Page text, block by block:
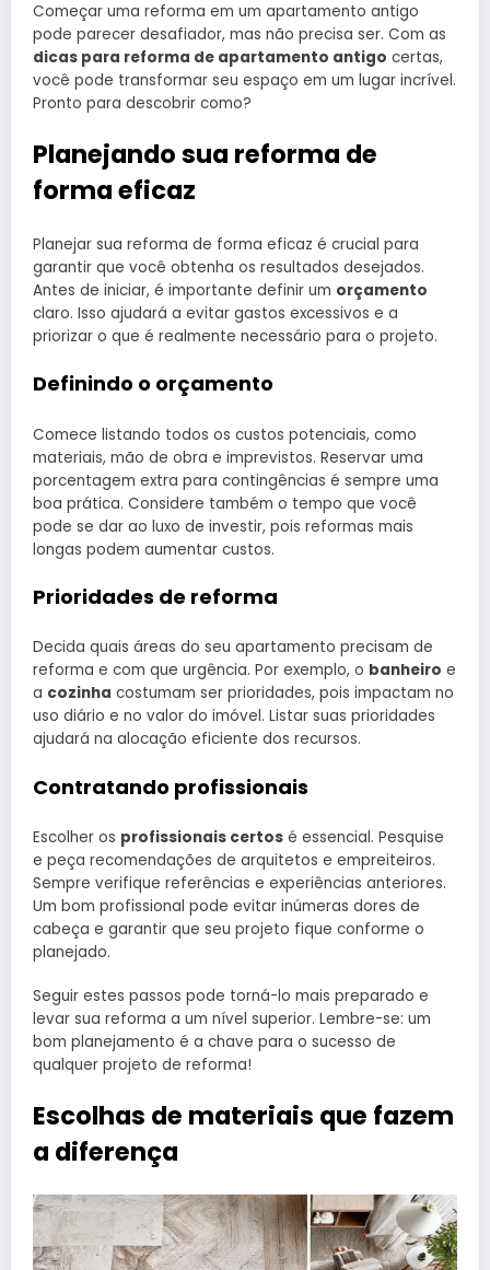
Começar uma reforma em um apartamento antigo
pode parecer desafiador, mas não precisa ser. Com as
dicas para reforma de apartamento antigo certas,
você pode transformar seu espaço em um lugar incrível.
Pronto para descobrir como?
Planejando sua reforma de
forma eficaz
Planejar sua reforma de forma eficaz é crucial para
garantir que você obtenha os resultados desejados.
Antes de iniciar, é importante definir um orçamento
claro. Isso ajudará a evitar gastos excessivos e a
priorizar o que é realmente necessário para o projeto.
Definindo o orçamento
Comece listando todos os custos potenciais, como
materiais, mão de obra e imprevistos. Reservar uma
porcentagem extra para contingências é sempre uma
boa prática. Considere também o tempo que você
pode se dar ao luxo de investir, pois reformas mais
longas podem aumentar custos.
Prioridades de reforma
Decida quais áreas do seu apartamento precisam de
reforma e com que urgência. Por exemplo, o banheiro e
a cozinha costumam ser prioridades, pois impactam no
uso diário e no valor do imóvel. Listar suas prioridades
ajudará na alocação eficiente dos recursos.
Contratando profissionais
Escolher os profissionais certos é essencial. Pesquise
e peça recomendações de arquitetos e empreiteiros.
Sempre verifique referências e experiências anteriores.
Um bom profissional pode evitar inúmeras dores de
cabeça e garantir que seu projeto fique conforme o
planejado.
Seguir estes passos pode torná-lo mais preparado e
levar sua reforma a um nível superior. Lembre-se: um
bom planejamento é a chave para o sucesso de
qualquer projeto de reforma!
Escolhas de materiais que fazem
a diferença